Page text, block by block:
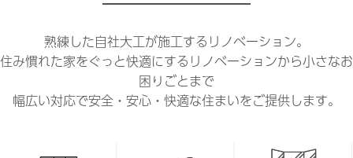
熟練した自社大工が施工するリノベーション。
住み慣れた家をぐっと快適にするリノベーションから小さなお
困りごとまで
幅広い対応で安全・安心・快適な住まいをご提供します。